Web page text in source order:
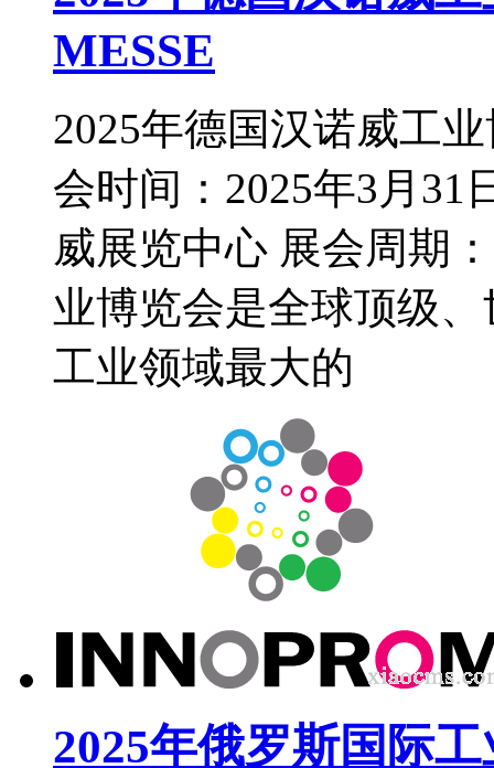
MESSE
2025年德国汉诺威工
会时间：2025年3月31
威展览中心 展会周期
业博览会是全球顶级
工业领域最大的
2025年俄罗斯国际